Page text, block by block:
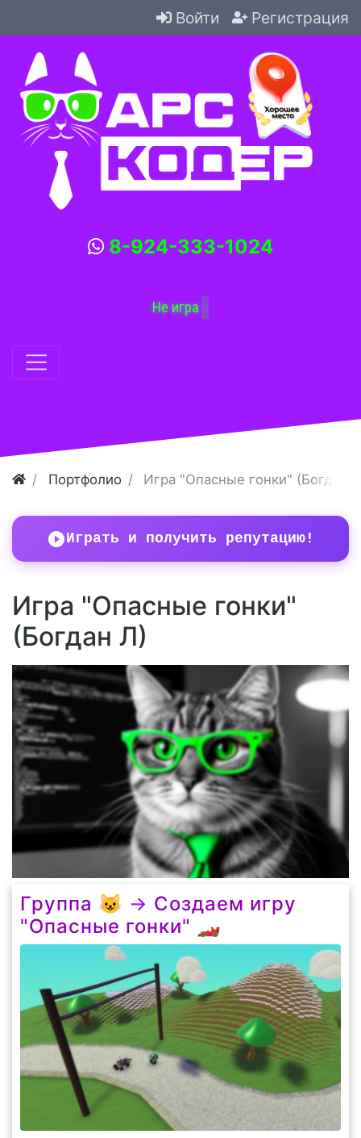
Войти Регистрация
8-924-333-1024
Портфолио Игра "Опасные гонки" (Богдан
Играть и получить репутацию!
Игра "Опасные гонки"
(Богдан Л)
Группа 😺 → Создаем игру
"Опасные гонки" 🏎